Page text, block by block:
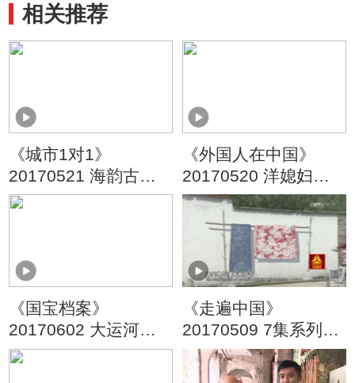
相关推荐
《城市1对1》
20170521 海韵古城
中国·潮阳——英国·爱
《外国人在中国》
20170520 洋媳妇的
中国年（下）
《国宝档案》
20170602 大运河传
奇——中幡背后的故
《走遍中国》
20170509 7集系列片
《青年先锋》 第四集
小镇创客联盟